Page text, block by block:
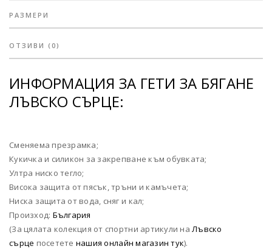
РАЗМЕРИ
ОТЗИВИ (0)
ИНФОРМАЦИЯ ЗА ГЕТИ ЗА БЯГАНЕ
ЛЪВСКО СЪРЦЕ:
Сменяема презрамка;
Кукичка и силикон за закрепване към обувката;
Ултра ниско тегло;
Висока защита от пясък, тръни и камъчета;
Ниска защита от вода, сняг и кал;
Произход: България
(За цялата колекция от спортни артикули наЛъвско
сърце посетете нашия онлайн магазин тук).